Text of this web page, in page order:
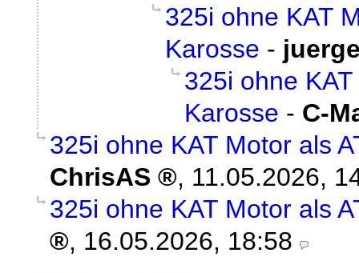
325i ohne KAT
Karosse -
325i ohne
Karosse - C-
325i ohne KAT Motor als
ChrisAS
, 11.05.2026,
325i ohne KAT Motor als
, 16.05.2026, 18:58